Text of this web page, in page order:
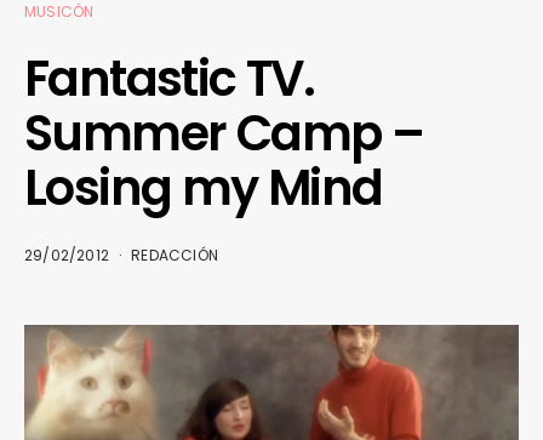
MUSICÓN
Fantastic TV.
Summer Camp –
Losing my Mind
29/02/2012 REDACCIÓN